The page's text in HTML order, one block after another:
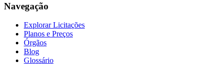
Navegação
Explorar Licitações
Planos e Preços
Órgãos
Blog
Glossário